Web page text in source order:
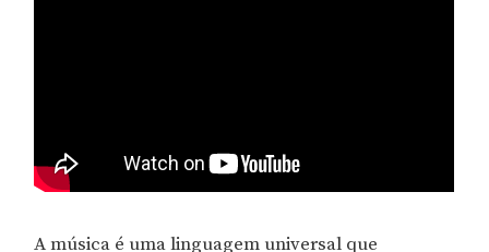
A música é uma linguagem universal que